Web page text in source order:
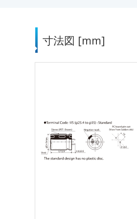
寸法図 [mm]